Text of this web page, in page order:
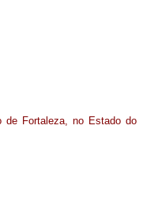
de Fortaleza, no Estado do